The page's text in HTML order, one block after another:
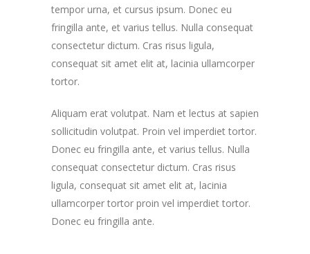
tempor urna, et cursus ipsum. Donec eu
fringilla ante, et varius tellus. Nulla consequat
consectetur dictum. Cras risus ligula,
consequat sit amet elit at, lacinia ullamcorper
tortor.
Aliquam erat volutpat. Nam et lectus at sapien
sollicitudin volutpat. Proin vel imperdiet tortor.
Donec eu fringilla ante, et varius tellus. Nulla
consequat consectetur dictum. Cras risus
ligula, consequat sit amet elit at, lacinia
ullamcorper tortor proin vel imperdiet tortor.
Donec eu fringilla ante.